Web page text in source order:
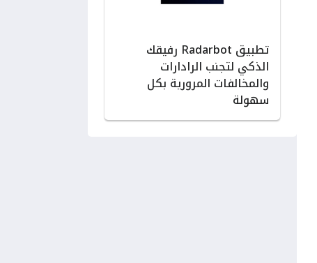
تطبيق Radarbot رفيقك
الذكي لتجنب الرادارات
والمخالفات المرورية بكل
سهولة